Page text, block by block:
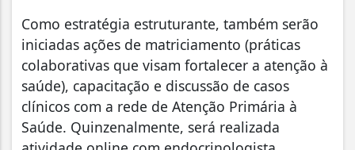
Como estratégia estruturante, também serão
iniciadas ações de matriciamento (práticas
colaborativas que visam fortalecer a atenção à
saúde), capacitação e discussão de casos
clínicos com a rede de Atenção Primária à
Saúde. Quinzenalmente, será realizada